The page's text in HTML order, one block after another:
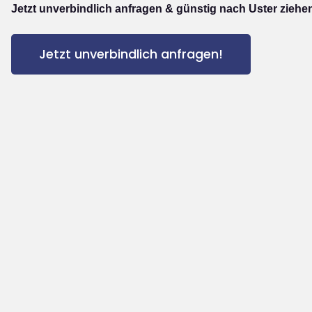
Jetzt unverbindlich anfragen & günstig nach Uster
Jetzt unverbindlich anfragen!